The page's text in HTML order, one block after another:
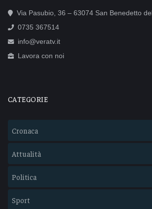
Via Pasubio, 36 – 63074 San Benedetto
0735 367514
info@veratv.it
Lavora con noi
CATEGORIE
Cronaca
Attualità
Politica
Sport